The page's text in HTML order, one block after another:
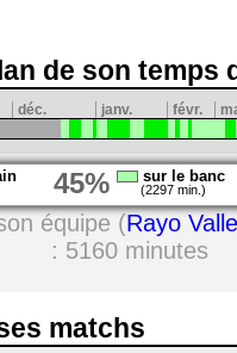
de son temps
déc. janv. févr.
45% sur le banc
(2297 min.)
équipe (Rayo
: 5160 minutes
matchs